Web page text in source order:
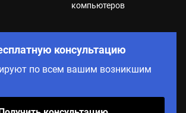
компьютеров
консультацию
по всем вашим возникшим